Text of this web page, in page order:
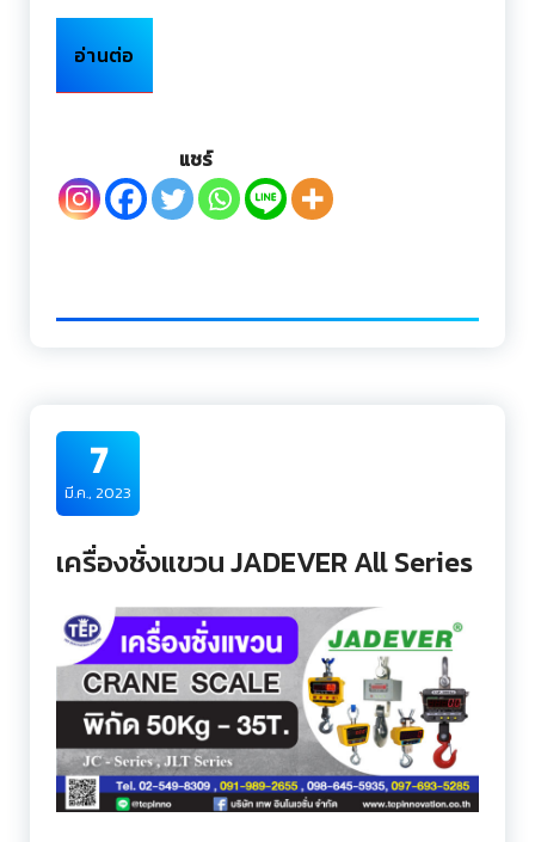
อ่านต่อ
แชร์
7
มี.ค., 2023
เครื่องชั่งแขวน JADEVER All Series